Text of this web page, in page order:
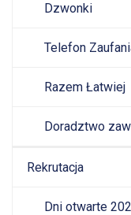
Dzwonki
Telefon
Razem Łatwiej
Doradztwo
Rekrutacja
Dni otwarte